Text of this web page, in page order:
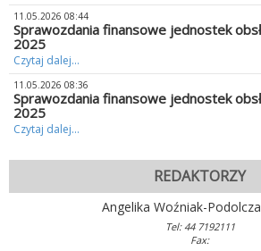
11.05.2026 08:44
Sprawozdania finansowe jednostek
2025
Czytaj dalej...
11.05.2026 08:36
Sprawozdania finansowe jednostek
2025
Czytaj dalej...
REDAKTORZY
Angelika Woźniak-
Tel: 44 7192111
Fax: